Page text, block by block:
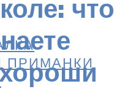
ПРИМАНКИ
что